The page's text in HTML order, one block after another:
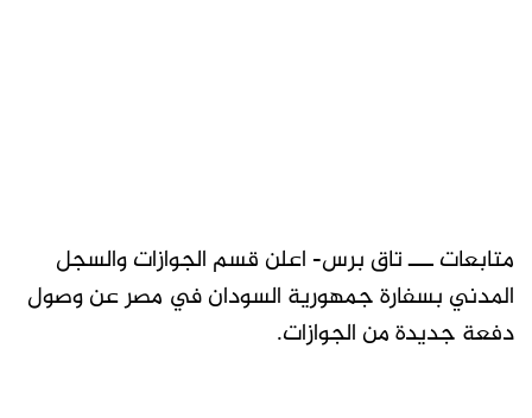
متابعات ـــ تاق برس- اعلن قسم الجوازات والسجل
المدني بسفارة جمهورية السودان في مصر عن وصول
دفعة جديدة من الجوازات.